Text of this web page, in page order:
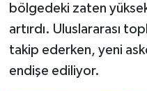
bölgedeki zaten
artırdı. Uluslararası
takip ederken, yeni
endişe ediliyor.